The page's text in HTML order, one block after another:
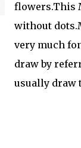
flowers.This
without
very much
draw by
usually draw